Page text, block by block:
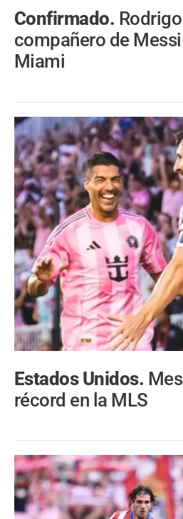
Confirmado.
compañero de
Miami
Estados Unidos.
récord en la MLS